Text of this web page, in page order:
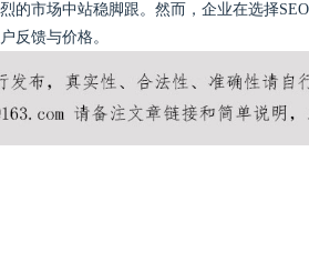
的市场中站稳脚跟。然而，企业在选择
反馈与价格。